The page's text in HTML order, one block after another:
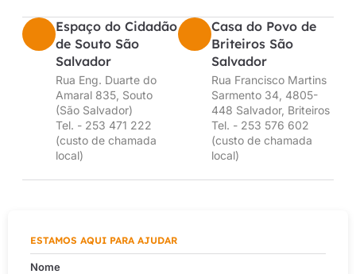
Espaço do Cidadão
de Souto São
Salvador
Rua Eng. Duarte do
Amaral 835, Souto
(São Salvador)
Tel. - 253 471 222
(custo de chamada
local)
Casa do Povo de
Briteiros São
Salvador
Rua Francisco Martins
Sarmento 34, 4805-
448 Salvador, Briteiros
Tel. - 253 576 602
(custo de chamada
local)
ESTAMOS AQUI PARA AJUDAR
Nome